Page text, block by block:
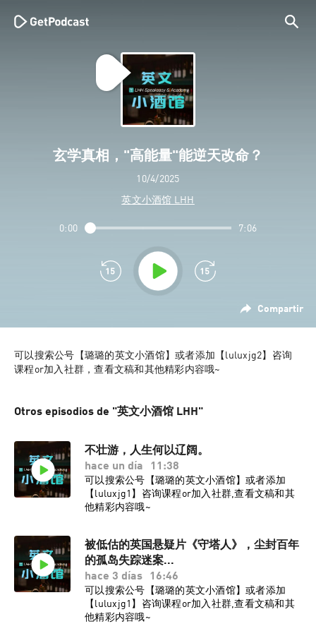
玄学真相，"高能量"能逆天改命？
10/4/2025
英文小酒馆 LHH
Compartir
0:00 7:06
可以搜索公号【璐璐的英文小酒馆】或者添加【luluxjg2】咨询
课程or加入社群，查看文稿和其他精彩内容哦~
Otros episodios de "英文小酒馆 LHH"
不壮游，人生何以辽阔。
hace un día
11:38
可以搜索公号【璐璐的英文小酒馆】或者添加
【luluxjg1】咨询课程or加入社群,查看文稿和其
他精彩内容哦~
被低估的英国悬疑片《守塔人》，尘封百年
的孤岛失踪迷案...
hace 3 días
16:46
可以搜索公号【璐璐的英文小酒馆】或者添加
【luluxjg1】咨询课程or加入社群,查看文稿和其
他精彩内容哦~